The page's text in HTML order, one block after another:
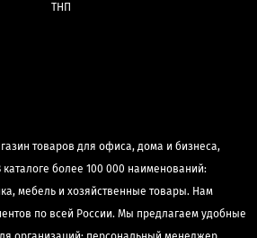
ТНП
товаров для офиса, дома и бизнеса,
более 100 000 наименований:
мебель и хозяйственные товары. Нам
по всей России. Мы предлагаем удобные